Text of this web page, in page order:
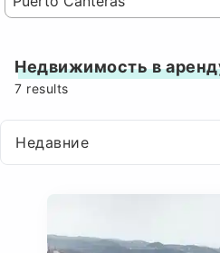
Недвижимость в
7 results
Недавние